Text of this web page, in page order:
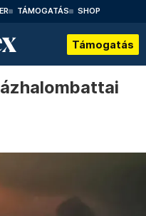
TÁMOGATÁS SHOP
Támogatás